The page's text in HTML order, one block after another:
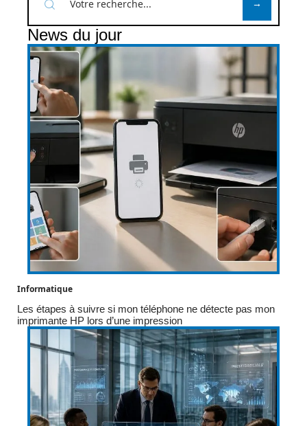
News du jour
Informatique
Les étapes à suivre si mon téléphone ne détecte pas mon
imprimante HP lors d’une impression